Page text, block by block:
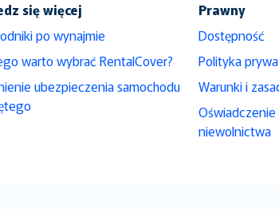
się więcej
po wynajmie
warto wybrać RentalCover?
ubezpieczenia samochodu
Prawny
Dostępność
Polityka
Warunki i
niewolnictwa